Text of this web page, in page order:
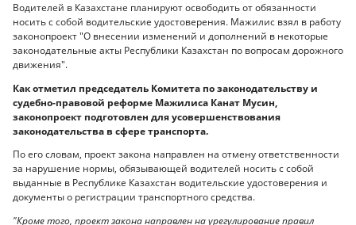
Водителей в Казахстане планируют освободить от обязанности
носить с собой водительские удостоверения. Мажилис взял в работу
законопроект "О внесении изменений и дополнений в некоторые
законодательные акты Республики Казахстан по вопросам дорожного
движения".
Как отметил председатель Комитета по законодательству и
судебно-правовой реформе Мажилиса Канат Мусин,
законопроект подготовлен для усовершенствования
законодательства в сфере транспорта.
По его словам, проект закона направлен на отмену ответственности
за нарушение нормы, обязывающей водителей носить с собой
выданные в Республике Казахстан водительские удостоверения и
документы о регистрации транспортного средства.
"Кроме того, проект закона направлен на урегулирование правил